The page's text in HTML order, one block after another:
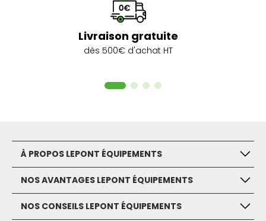
Livraison gratuite
dès 500€ d'achat HT
À PROPOS LEPONT ÉQUIPEMENTS
NOS AVANTAGES LEPONT ÉQUIPEMENTS
NOS CONSEILS LEPONT ÉQUIPEMENTS